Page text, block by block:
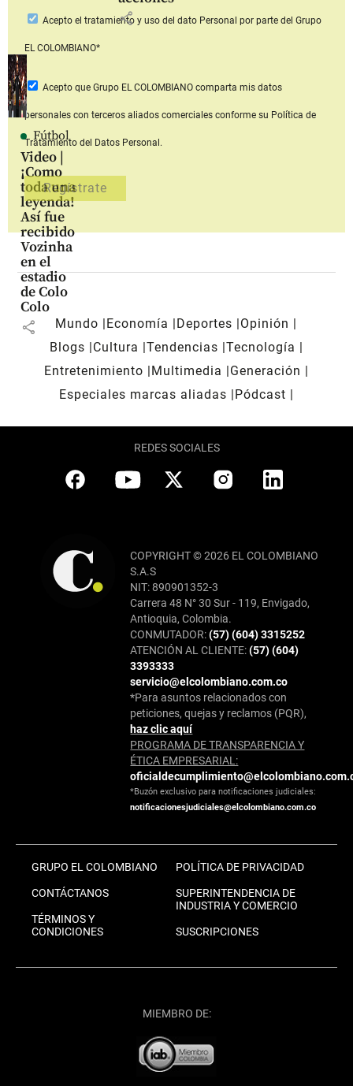
share
Fútbol
Video |
¡Como
toda una
leyenda!
Así fue
recibido
Vozinha
en el
estadio
de Colo
Colo
share
Acepto el tratamiento y uso del dato Personal por parte del Grupo
EL COLOMBIANO*
Acepto que Grupo EL COLOMBIANOcomparta mis datos
personales con terceros aliados comerciales conforme su Política de
Tratamiento del Datos Personal.
Mundo Economía Deportes
Opinión
Blogs
Cultura Tendencias Tecnología
Entretenimiento
Multimedia
Generación
Especiales marcas aliadas
Pódcast
REDES SOCIALES
COPYRIGHT © 2026 EL COLOMBIANO
S.A.S
NIT: 890901352-3
Carrera 48 N° 30 Sur - 119, Envigado,
Antioquia, Colombia.
CONMUTADOR:(57) (604) 3315252
ATENCIÓN AL CLIENTE:(57) (604)
3393333
servicio@elcolombiano.com.co
*Para asuntos relacionados con
peticiones, quejas y reclamos (PQR),
haz clic aquí
PROGRAMA DE TRANSPARENCIA Y
ÉTICA EMPRESARIAL:
*Buzón exclusivo para notificaciones judiciales:
notificacionesjudiciales@elcolombiano.com.co
GRUPO EL COLOMBIANO
CONTÁCTANOS
TÉRMINOS Y
CONDICIONES
POLÍTICA DE PRIVACIDAD
SUPERINTENDENCIA DE
INDUSTRIA Y COMERCIO
SUSCRIPCIONES
MIEMBRO DE: